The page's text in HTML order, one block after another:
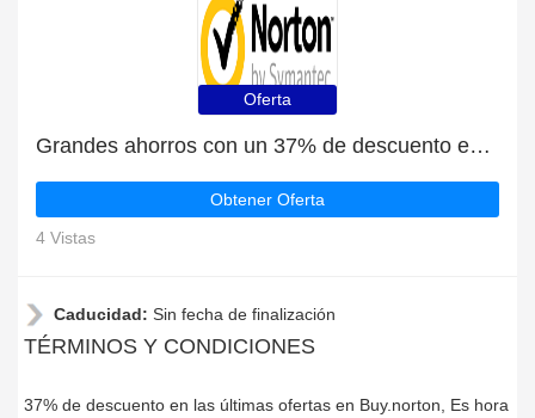
Oferta
Grandes ahorros con un 37% de descuento en las últimas ofertas
Obtener Oferta
4 Vistas
Caducidad: Sin fecha de finalización
TÉRMINOS Y CONDICIONES
37% de descuento en las últimas ofertas en Buy.norton, Es hora